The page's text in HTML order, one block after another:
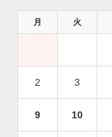
月 火
2 3
9 10